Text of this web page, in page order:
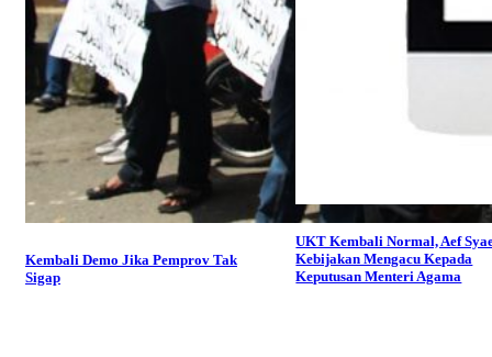
Kembali Demo Jika Pemprov Tak
Sigap
UKT Kembali Normal, Aef
Kebijakan Mengacu Kepada
Keputusan Menteri Agama